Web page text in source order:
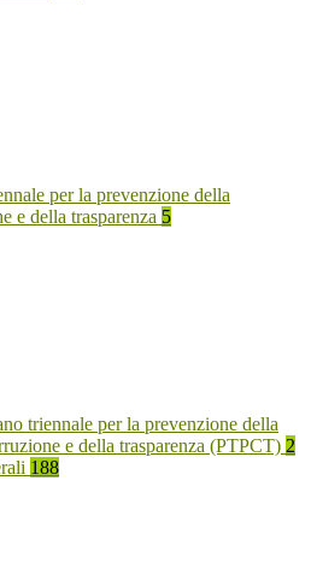
per la prevenzione della
e della trasparenza 5
triennale per la prevenzione della
e della trasparenza (PTPCT) 2
188